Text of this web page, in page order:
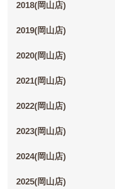
2018(岡山店)
2019(岡山店)
2020(岡山店)
2021(岡山店)
2022(岡山店)
2023(岡山店)
2024(岡山店)
2025(岡山店)